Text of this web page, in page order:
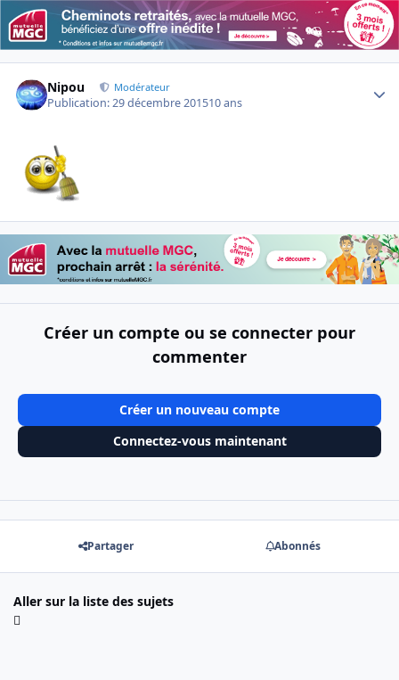
Nipou Modérateur
Publication:29 décembre 201510 ans
Créer un compte ou se connecter pour
commenter
Créer un nouveau compte
Connectez-vous maintenant
Partager Abonnés
Aller sur la liste des sujets